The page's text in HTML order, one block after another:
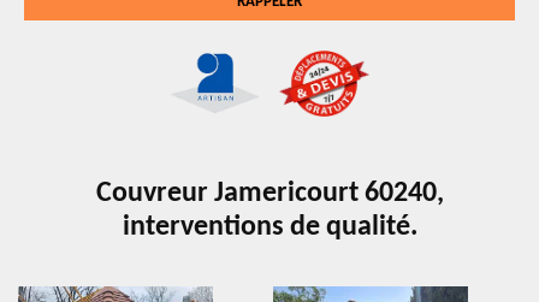
Couvreur Jamericourt 60240,
interventions de qualité.